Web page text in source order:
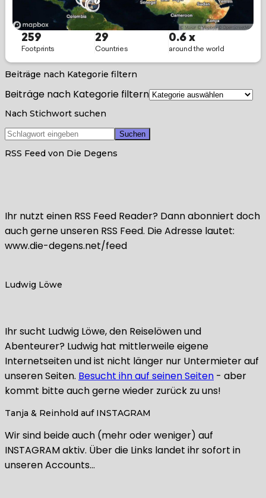
Beiträge nach Kategorie filtern
Beiträge nach Kategorie filtern
Nach Stichwort suchen
RSS Feed von Die Degens
Ihr nutzt einen RSS Feed Reader? Dann abonniert doch
auch gerne unseren RSS Feed. Die Adresse lautet:
www.die-degens.net/feed
Ludwig Löwe
Ihr sucht Ludwig Löwe, den Reiselöwen und
Abenteurer? Ludwig hat mittlerweile eigene
Internetseiten und ist nicht länger nur Untermieter auf
unseren Seiten. Besucht ihn auf seinen Seiten - aber
kommt bitte auch gerne wieder zurück zu uns!
Tanja & Reinhold auf INSTAGRAM
Wir sind beide auch (mehr oder weniger) auf
INSTAGRAM aktiv. Über die Links landet ihr sofort in
unseren Accounts…